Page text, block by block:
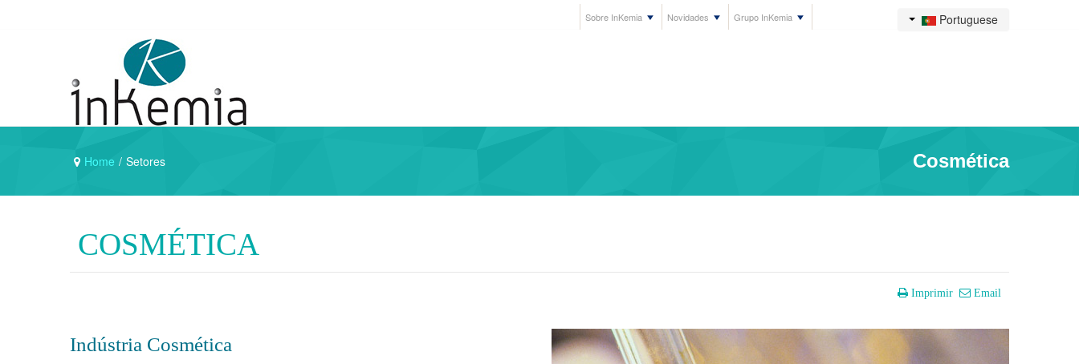
Portuguese
Sobre InKemia Novidades Grupo InKemia
Home / Setores Cosmética
COSMÉTICA
Imprimir Email
Indústria Cosmética